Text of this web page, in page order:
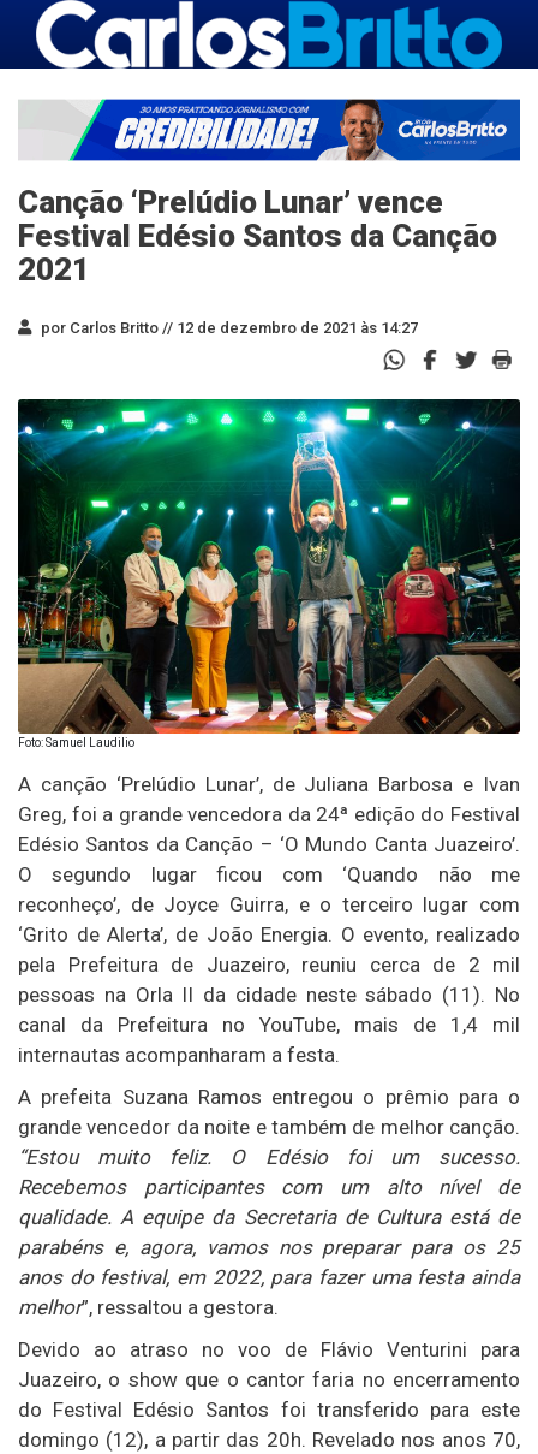
Canção ‘Prelúdio Lunar’ vence
Festival Edésio Santos da Canção
2021
por Carlos Britto // 12 de dezembro de 2021 às 14:27
Foto: Samuel Laudilio
A canção ‘Prelúdio Lunar’, de Juliana Barbosa e Ivan
Greg, foi a grande vencedora da 24ª edição do Festival
Edésio Santos da Canção – ‘O Mundo Canta Juazeiro’.
O segundo lugar ficou com ‘Quando não me
reconheço’, de Joyce Guirra, e o terceiro lugar com
‘Grito de Alerta’, de João Energia. O evento, realizado
pela Prefeitura de Juazeiro, reuniu cerca de 2 mil
pessoas na Orla II da cidade neste sábado (11). No
canal da Prefeitura no YouTube, mais de 1,4 mil
internautas acompanharam a festa.
A prefeita Suzana Ramos entregou o prêmio para o
grande vencedor da noite e também de melhor canção.
“Estou muito feliz. O Edésio foi um sucesso.
Recebemos participantes com um alto nível de
qualidade. A equipe da Secretaria de Cultura está de
parabéns e, agora, vamos nos preparar para os 25
anos do festival, em 2022, para fazer uma festa ainda
melhor”, ressaltou a gestora.
Devido ao atraso no voo de Flávio Venturini para
Juazeiro, o show que o cantor faria no encerramento
do Festival Edésio Santos foi transferido para este
domingo (12), a partir das 20h. Revelado nos anos 70,